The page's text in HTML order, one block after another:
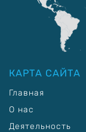
КАРТА САЙТА
Главная
О нас
Деятельность